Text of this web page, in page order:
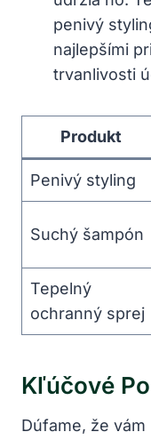
penivý
najlepšími
trvanlivosti
Produkt
Penivý styling
Suchý šampón
Tepelný
ochranný sprej
Kľúčové
Dúfame, že